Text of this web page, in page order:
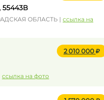
ОБЛАСТЬ | ссылка на
2 010 000
ссылка на фото